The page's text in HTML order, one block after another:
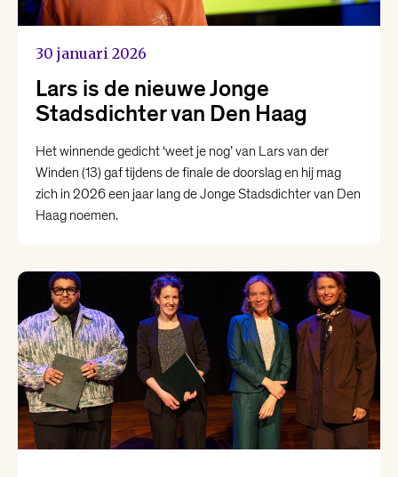
30 januari 2026
Lars is de nieuwe Jonge
Stadsdichter van Den Haag
Het winnende gedicht ‘weet je nog’ van Lars van der
Winden (13) gaf tijdens de finale de doorslag en hij mag
zich in 2026 een jaar lang de Jonge Stadsdichter van Den
Haag noemen.